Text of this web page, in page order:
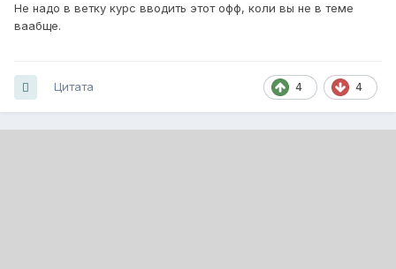
Не надо в ветку курс вводить этот офф, коли вы не в теме
ваабще.
4 4
Цитата